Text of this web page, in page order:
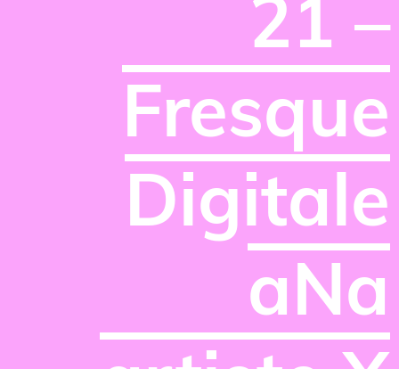
21 –
Fresque
Digitale
aNa